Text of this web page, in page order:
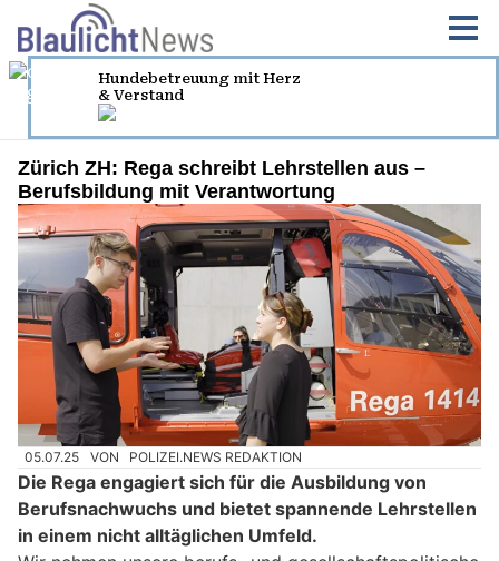
Zürich ZH: Rega schreibt Lehrstellen aus –
Berufsbildung mit Verantwortung
05.07.25 VON POLIZEI.NEWS REDAKTION
Die Rega engagiert sich für die Ausbildung von
Berufsnachwuchs und bietet spannende Lehrstellen
in einem nicht alltäglichen Umfeld.